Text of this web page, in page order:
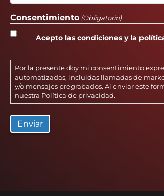
Consentimiento (Obligatorio)
Acepto las condiciones y la
Por la presente doy mi consentimiento
automatizadas, incluidas llamadas de
y/o mensajes pregrabados. Al enviar este
nuestra Política de privacidad.